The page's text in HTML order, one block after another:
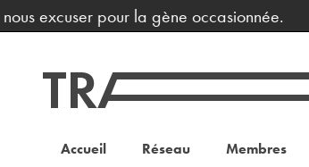
pour la gène occasionnée.
Accueil Réseau Membres